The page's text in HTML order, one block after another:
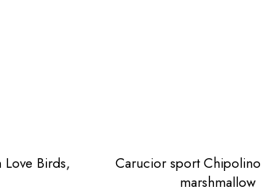
Birds,
Carucior sport Chipolino
marshmallow